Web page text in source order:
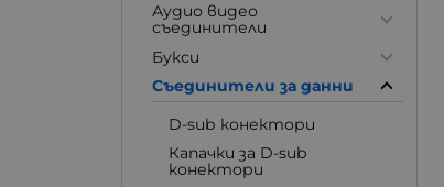
Аудио видео
съединители
Букси
Съединители за данни
D-sub конектори
Капачки за D-sub
конектори